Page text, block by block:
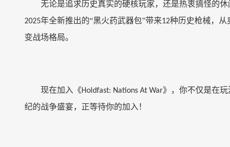
无论是追求历史真实的硬核玩家，还是热衷搞怪的休
2025年全新推出的“黑火药武器包”带来12种历史枪械，从
变战场格局。
现在加入《Holdfast: Nations At War》，你不仅是在
纪的战争盛宴，正等待你的加入！